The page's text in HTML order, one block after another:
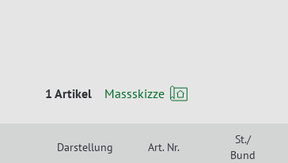
1 Artikel Massskizze
Darstellung Art. Nr.
St./
Bund